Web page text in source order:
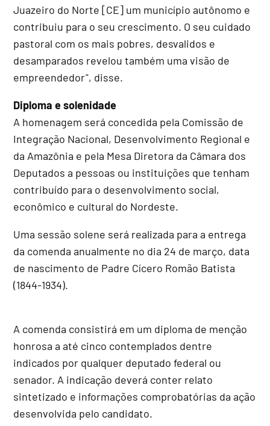
Juazeiro do Norte [CE] um município autônomo e
contribuiu para o seu crescimento. O seu cuidado
pastoral com os mais pobres, desvalidos e
desamparados revelou também uma visão de
empreendedor", disse.
Diploma e solenidade
A homenagem será concedida pela Comissão de
Integração Nacional, Desenvolvimento Regional e
da Amazônia e pela Mesa Diretora da Câmara dos
Deputados a pessoas ou instituições que tenham
contribuído para o desenvolvimento social,
econômico e cultural do Nordeste.
Uma sessão solene será realizada para a entrega
da comenda anualmente no dia 24 de março, data
de nascimento de Padre Cícero Romão Batista
(1844-1934).
A comenda consistirá em um diploma de menção
honrosa a até cinco contemplados dentre
indicados por qualquer deputado federal ou
senador. A indicação deverá conter relato
sintetizado e informações comprobatórias da ação
desenvolvida pelo candidato.